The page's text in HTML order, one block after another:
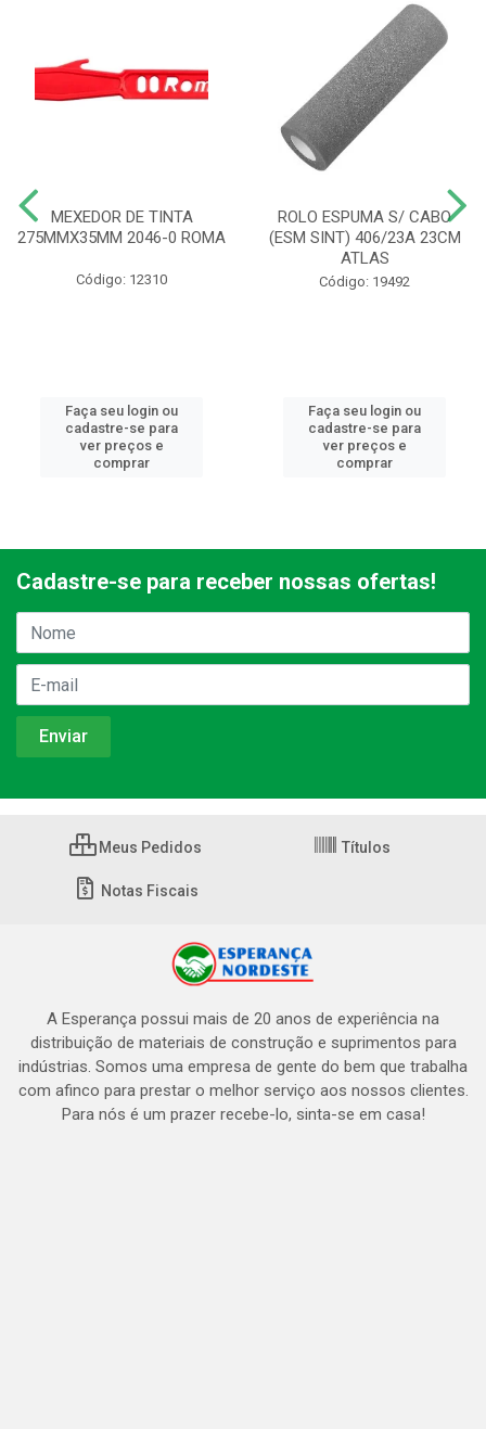
MEXEDOR DE TINTA
275MMX35MM 2046-0 ROMA
Código: 12310
Faça seu login ou
cadastre-se para
ver preços e
comprar
ROLO ESPUMA S/ CABO
(ESM SINT) 406/23A 23CM
ATLAS
Código: 19492
Faça seu login ou
cadastre-se para
ver preços e
comprar
Cadastre-se para receber nossas ofertas!
Meus Pedidos Títulos
Notas Fiscais
A Esperança possui mais de 20 anos de experiência na
distribuição de materiais de construção e suprimentos para
indústrias. Somos uma empresa de gente do bem que trabalha
com afinco para prestar o melhor serviço aos nossos clientes.
Para nós é um prazer recebe-lo, sinta-se em casa!